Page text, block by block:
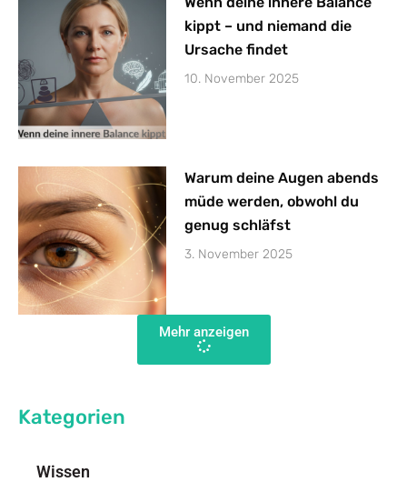
kippt – und niemand die
Ursache findet
10. November 2025
Warum deine Augen abends
müde werden, obwohl du
genug schläfst
3. November 2025
Mehr anzeigen
Kategorien
Wissen